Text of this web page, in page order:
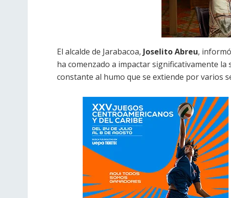
El alcalde de Jarabacoa, Joselito Abreu,
ha comenzado a impactar significativamente
constante al humo que se extiende por varios